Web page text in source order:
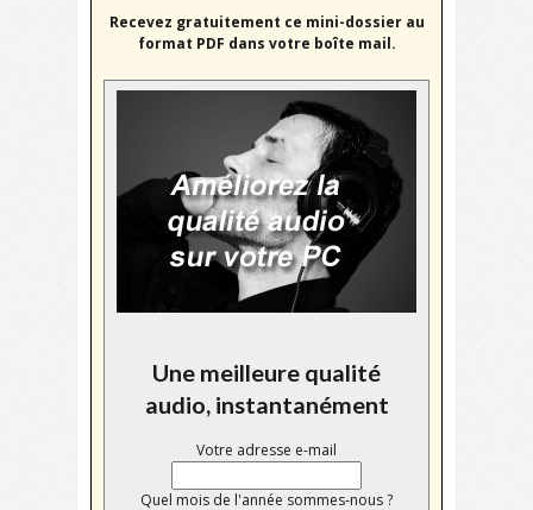
Recevez gratuitement ce mini-dossier au
format PDF dans votre boîte mail.
Une meilleure qualité
audio, instantanément
Votre adresse e-mail
Quel mois de l'année sommes-nous ?